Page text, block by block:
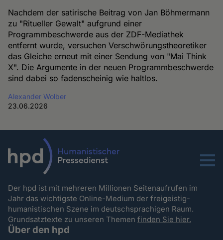
Nachdem der satirische Beitrag von Jan Böhmermann
zu "Ritueller Gewalt" aufgrund einer
Programmbeschwerde aus der ZDF-Mediathek
entfernt wurde, versuchen Verschwörungstheoretiker
das Gleiche erneut mit einer Sendung von "Mai Think
X". Die Argumente in der neuen Programmbeschwerde
sind dabei so fadenscheinig wie haltlos.
Alexander Wolber
23.06.2026
Menu
Der hpd ist mit mehreren Millionen Seitenaufrufen im
Jahr das wichtigste Online-Medium der freigeistig-
humanistischen Szene im deutschsprachigen Raum.
Grundsatztexte zu unseren Themenfinden Sie hier.
Über den hpd